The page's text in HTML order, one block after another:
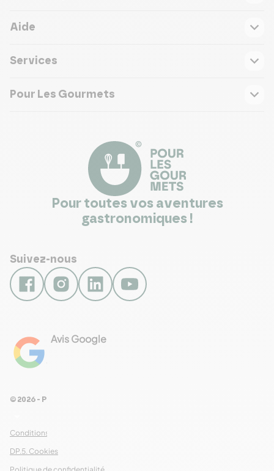
Aide
Services
Pour Les Gourmets
Pour toutes vos aventures
gastronomiques !
Suivez-nous
Avis Google
Conditions Générales de Ventes
DP.5. Cookies
© 2026 - Pour Les Gourmets